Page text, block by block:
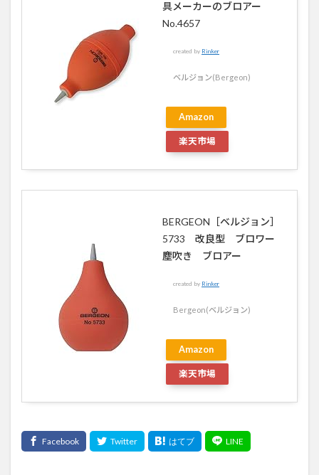
具メーカーのブロアー
No.4657
created by Rinker
ベルジョン(Bergeon)
Amazon
楽天市場
BERGEON［ベルジョン］
5733 改良型 ブロワー
塵吹き ブロアー
created by Rinker
Bergeon(ベルジョン)
Amazon
楽天市場